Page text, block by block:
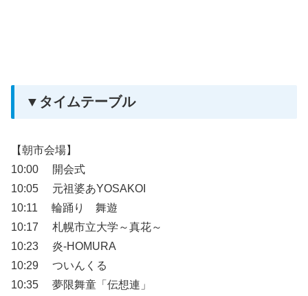
▼タイムテーブル
【朝市会場】
10:00 開会式
10:05 元祖婆あYOSAKOI
10:11 輪踊り 舞遊
10:17 札幌市立大学～真花～
10:23 炎-HOMURA
10:29 ついんくる
10:35 夢限舞童「伝想連」